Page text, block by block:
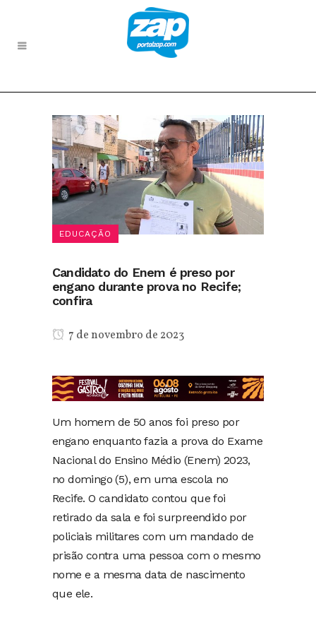
EDUCAÇÃO
Candidato do Enem é preso por
engano durante prova no Recife;
confira
7 de novembro de 2023
Um homem de 50 anos foi preso por
engano enquanto fazia a prova do Exame
Nacional do Ensino Médio (Enem) 2023,
no domingo (5), em uma escola no
Recife. O candidato contou que foi
retirado da sala e foi surpreendido por
policiais militares com um mandado de
prisão contra uma pessoa com o mesmo
nome e a mesma data de nascimento
que ele.